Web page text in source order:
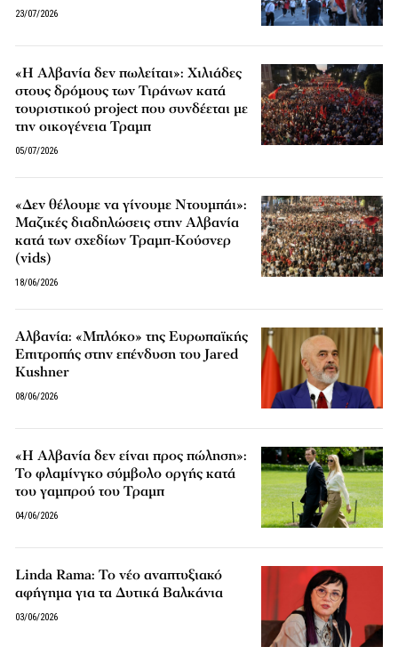
23/07/2026
«Η Αλβανία δεν πωλείται»: Χιλιάδες
στους δρόμους των Τιράνων κατά
τουριστικού project που συνδέεται με
την οικογένεια Τραμπ
05/07/2026
«Δεν θέλουμε να γίνουμε Ντουμπάι»:
Μαζικές διαδηλώσεις στην Αλβανία
κατά των σχεδίων Τραμπ-Κούσνερ
(vids)
18/06/2026
Αλβανία: «Μπλόκο» της Ευρωπαϊκής
Επιτροπής στην επένδυση του Jared
Kushner
08/06/2026
«Η Αλβανία δεν είναι προς πώληση»:
Το φλαμίνγκο σύμβολο οργής κατά
του γαμπρού του Τραμπ
04/06/2026
Linda Rama: Το νέο αναπτυξιακό
αφήγημα για τα Δυτικά Βαλκάνια
03/06/2026